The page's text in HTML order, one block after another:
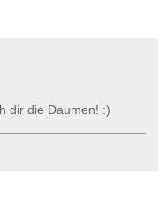
dir die Daumen! :)